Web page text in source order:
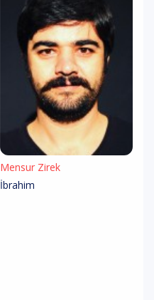
Mensur Zirek
İbrahim